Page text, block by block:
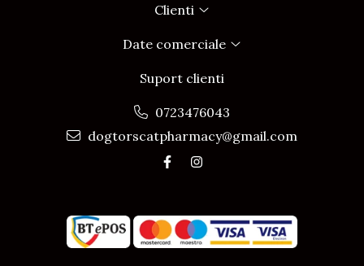
Clienti
Date comerciale
Suport clienti
0723476043
dogtorscatpharmacy@gmail.com